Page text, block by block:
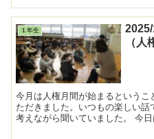
１年生
（人
今月は人権月間が始まるという
ただきました。いつもの楽しい話
考えながら聞いていました。 今日は２学期最終の読み聞かせでし